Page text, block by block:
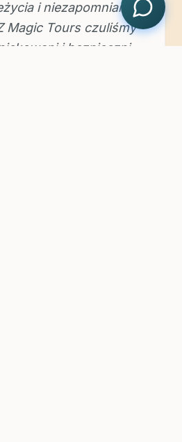
i niezapomniane
Magic Tours czuliśmy
i bezpieczni.